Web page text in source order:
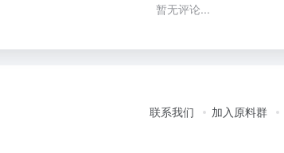
暂无评论...
联系我们 加入原料群